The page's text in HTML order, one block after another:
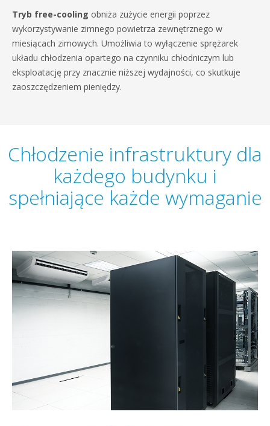
Tryb free-cooling obniża zużycie energii poprzez
wykorzystywanie zimnego powietrza zewnętrznego w
miesiącach zimowych. Umożliwia to wyłączenie sprężarek
układu chłodzenia opartego na czynniku chłodniczym lub
eksploatację przy znacznie niższej wydajności, co skutkuje
zaoszczędzeniem pieniędzy.
Chłodzenie infrastruktury dla
każdego budynku i
spełniające każde wymaganie